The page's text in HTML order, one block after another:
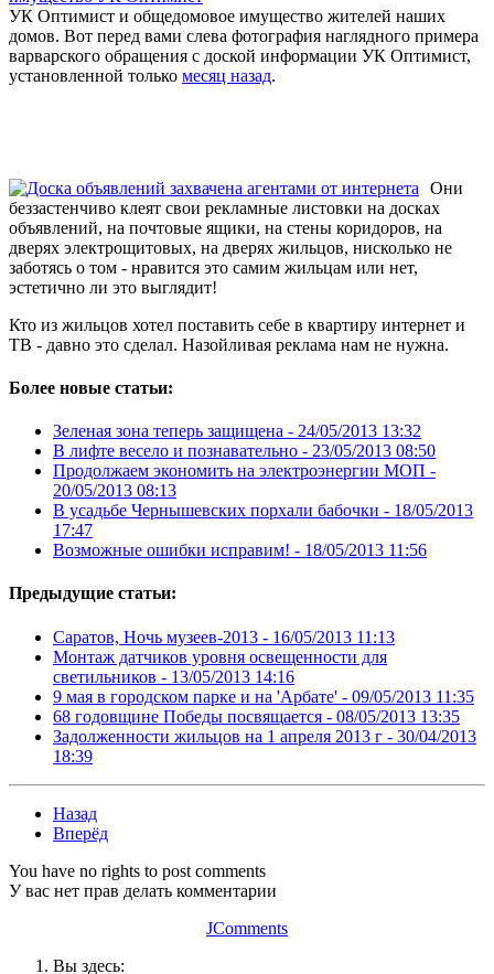
УК Оптимист и общедомовое имущество жителей наших
домов. Вот перед вами слева фотография наглядного примера
варварского обращения с доской информации УК Оптимист,
установленной только месяц назад.
Они
беззастенчиво клеят свои рекламные листовки на досках
объявлений, на почтовые ящики, на стены коридоров, на
дверях электрощитовых, на дверях жильцов, нисколько не
заботясь о том - нравится это самим жильцам или нет,
эстетично ли это выглядит!
Кто из жильцов хотел поставить себе в квартиру интернет и
ТВ - давно это сделал. Назойливая реклама нам не нужна.
Более новые статьи:
Зеленая зона теперь защищена - 24/05/2013 13:32
В лифте весело и познавательно - 23/05/2013 08:50
Продолжаем экономить на электроэнергии МОП -
20/05/2013 08:13
В усадьбе Чернышевских порхали бабочки - 18/05/2013
17:47
Возможные ошибки исправим! - 18/05/2013 11:56
Предыдущие статьи:
Саратов, Ночь музеев-2013 - 16/05/2013 11:13
Монтаж датчиков уровня освещенности для
светильников - 13/05/2013 14:16
9 мая в городском парке и на 'Арбате' - 09/05/2013 11:35
68 годовщине Победы посвящается - 08/05/2013 13:35
Задолженности жильцов на 1 апреля 2013 г - 30/04/2013
18:39
Назад
Вперёд
You have no rights to post comments
У вас нет прав делать комментарии
JComments
Вы здесь: